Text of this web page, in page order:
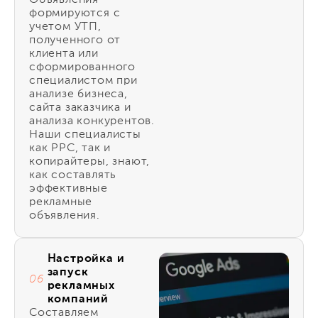
формируются с
учетом УТП,
полученного от
клиента или
сформированного
специалистом при
анализе бизнеса,
сайта заказчика и
анализа конкурентов.
Наши специалисты
как PPC, так и
копирайтеры, знают,
как составлять
эффективные
рекламные
объявления.
06
Настройка и
запуск
рекламных
компаний
Составляем